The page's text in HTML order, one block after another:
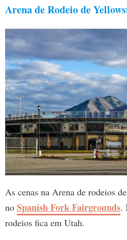
Arena de Rodeio de
As cenas na Arena de rodeios
no Spanish Fork Fairgrounds.
rodeios fica em Utah.